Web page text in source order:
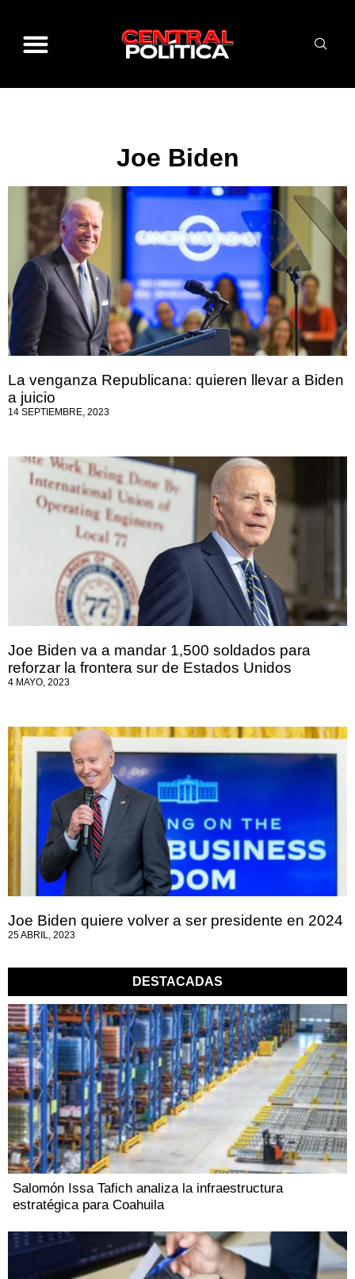
Joe Biden
La venganza Republicana: quieren llevar a Biden
a juicio
14 SEPTIEMBRE, 2023
Joe Biden va a mandar 1,500 soldados para
reforzar la frontera sur de Estados Unidos
4 MAYO, 2023
Joe Biden quiere volver a ser presidente en 2024
25 ABRIL, 2023
DESTACADAS
Salomón Issa Tafich analiza la infraestructura
estratégica para Coahuila